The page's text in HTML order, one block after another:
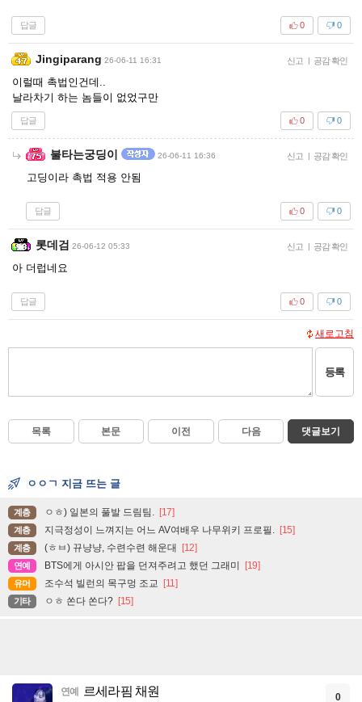
답글 0
0
Jingiparang 26-06-11 16:31 신고 | 공감 확인
이럴때 촉법인건데..
날라차기 하는 놈들이 없었구만
답글 0
0
불타는궁딩이 26-06-11 16:36 신고 | 공감 확인
고딩이라 촉법 적용 안됨
답글 0
0
롯데검 26-06-12 05:33 신고 | 공감 확인
아 더럽네요
답글 0
0
새로고침
등록
목록 본문 이전 다음 댓글보기
ㅇㅇㄱ 지금 뜨는 글
계층 ㅇㅎ) 일본의 풀발 드림팀. [17]
계층 지극정성이 느껴지는 어느 AV여배우 나무위키 프로필. [15]
계층 (ㅎㅂ) 뀨냥냥, 수련수련 해운대 [12]
연예 BTS에게 아시안 팝을 던져주려고 했던 그래미 [19]
유머 조수석 빌런의 목구멍 조교 [11]
기타 ㅇㅎ 쏜다 쏜다? [15]
연예 르세라핌 채원 0